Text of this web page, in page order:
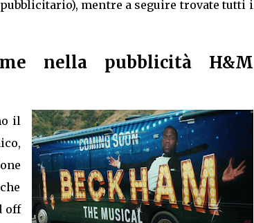
mentre a seguire trovate tutti i
nella pubblicità H&M
il
off